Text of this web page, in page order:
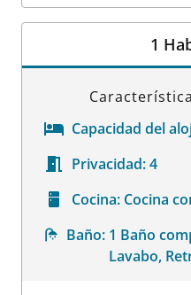
Datos de la habitación
1
Capacidad del
Privacidad:4
Cocina: Cocina
Baño: 1 Baño
Lavabo,